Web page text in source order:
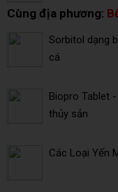
Cùng địa phương:
Sorbitol dạng
cá
Biopro Tablet
thủy sản
Các Loại Yến